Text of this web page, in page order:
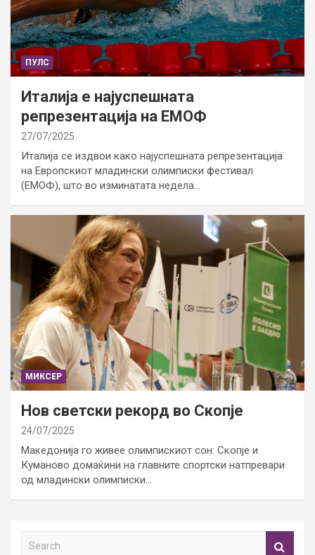
ПУЛС
Италија е најуспешната
репрезентација на ЕМОФ
27/07/2025
Италија се издвои како најуспешната репрезентација
на Европскиот младински олимписки фестивал
(ЕМОФ), што во изминатата недела…
МИКСЕР
Нов светски рекорд во Скопје
24/07/2025
Македонија го живее олимпискиот сон: Скопје и
Куманово домаќини на главните спортски натпревари
од младински олимписки…